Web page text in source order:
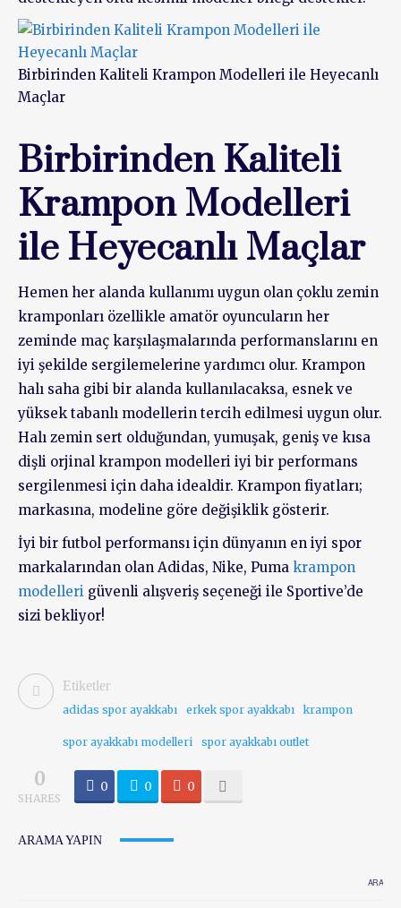
Birbirinden Kaliteli Krampon Modelleri ile Heyecanlı
Maçlar
Birbirinden Kaliteli
Krampon Modelleri
ile Heyecanlı Maçlar
Hemen her alanda kullanımı uygun olan çoklu zemin
kramponları özellikle amatör oyuncuların her
zeminde maç karşılaşmalarında performanslarını en
iyi şekilde sergilemelerine yardımcı olur. Krampon
halı saha gibi bir alanda kullanılacaksa, esnek ve
yüksek tabanlı modellerin tercih edilmesi uygun olur.
Halı zemin sert olduğundan, yumuşak, geniş ve kısa
dişli orjinal krampon modelleri iyi bir performans
sergilenmesi için daha idealdir. Krampon fiyatları;
markasına, modeline göre değişiklik gösterir.
İyi bir futbol performansı için dünyanın en iyi spor
markalarından olan Adidas, Nike, Puma krampon
modelleri güvenli alışveriş seçeneği ile Sportive’de
sizi bekliyor!
Etiketler
adidas spor ayakkabı erkek spor ayakkabı krampon
spor ayakkabı modelleri spor ayakkabı outlet
0
SHARES
0 0 0
ARAMA YAPIN